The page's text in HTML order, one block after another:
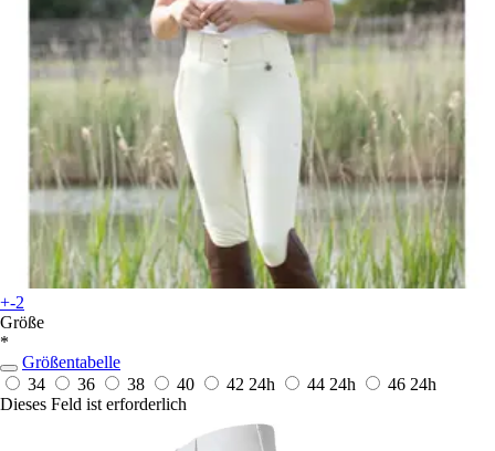
+-2
Größe
*
Größentabelle
34
36 38 40 42 24h 44 24h 46 24h
Dieses Feld ist erforderlich